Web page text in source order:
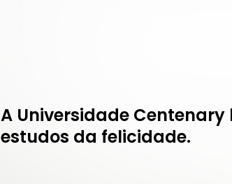
A Universidade
estudos da felicidade.